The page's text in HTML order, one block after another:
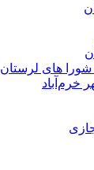
شورا های لرستان
خرم‌آباد